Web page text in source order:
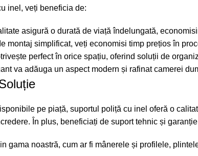
inel, veți beneficia de:
asigură o durată de viață îndelungată,
montaj simplificat, veți economisi timp prețios în
perfect în orice spațiu, oferind soluții de
va adăuga un aspect modern și rafinat camerei
pe piață, suportul poliță cu inel oferă o
În plus, beneficiați de suport tehnic și
gama noastră, cum ar fi mânerele și profilele,